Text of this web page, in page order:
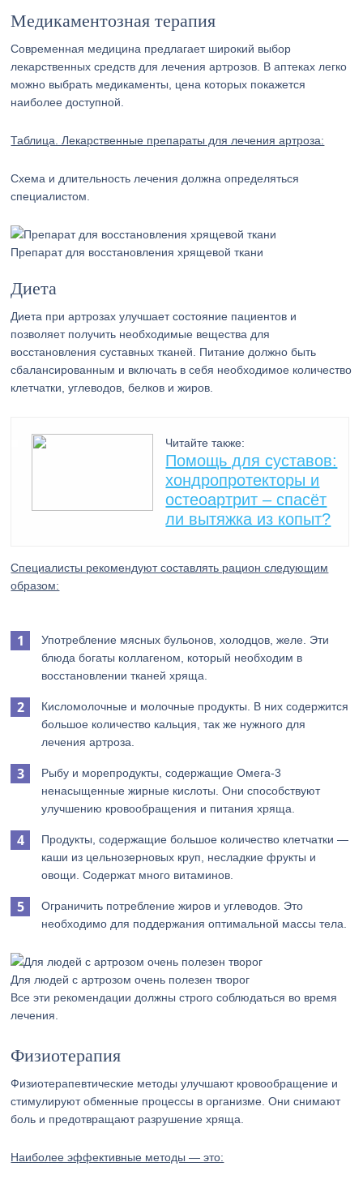
Медикаментозная терапия
Современная медицина предлагает широкий выбор
лекарственных средств для лечения артрозов. В аптеках легко
можно выбрать медикаменты, цена которых покажется
наиболее доступной.
Таблица. Лекарственные препараты для лечения артроза:
Схема и длительность лечения должна определяться
специалистом.
Препарат для восстановления хрящевой ткани
Диета
Диета при артрозах улучшает состояние пациентов и
позволяет получить необходимые вещества для
восстановления суставных тканей. Питание должно быть
сбалансированным и включать в себя необходимое количество
клетчатки, углеводов, белков и жиров.
Читайте также:
Помощь для суставов:
хондропротекторы и
остеоартрит – спасёт
ли вытяжка из копыт?
Специалисты рекомендуют составлять рацион следующим
образом:
Употребление мясных бульонов, холодцов, желе. Эти
блюда богаты коллагеном, который необходим в
восстановлении тканей хряща.
Кисломолочные и молочные продукты. В них содержится
большое количество кальция, так же нужного для
лечения артроза.
Рыбу и морепродукты, содержащие Омега-3
ненасыщенные жирные кислоты. Они способствуют
улучшению кровообращения и питания хряща.
Продукты, содержащие большое количество клетчатки —
каши из цельнозерновых круп, несладкие фрукты и
овощи. Содержат много витаминов.
Ограничить потребление жиров и углеводов. Это
необходимо для поддержания оптимальной массы тела.
Для людей с артрозом очень полезен творог
Все эти рекомендации должны строго соблюдаться во время
лечения.
Физиотерапия
Физиотерапевтические методы улучшают кровообращение и
стимулируют обменные процессы в организме. Они снимают
боль и предотвращают разрушение хряща.
Наиболее эффективные методы — это: